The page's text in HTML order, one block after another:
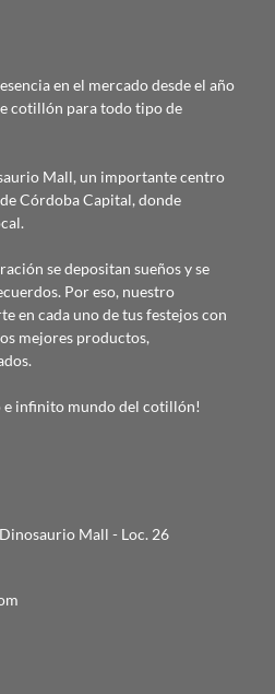
en el mercado desde el año
cotillón para todo tipo de
Mall, un importante centro
Córdoba Capital, donde
se depositan sueños y se
Por eso, nuestro
en cada uno de tus festejos con
mejores productos,
e infinito mundo del cotillón!
Mall - Loc. 26